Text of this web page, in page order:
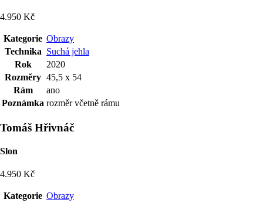
4.950 Kč
Kategorie Obrazy
Technika Suchá jehla
Rok
2020
Rozměry 45,5 x 54
Rám
ano
Poznámka rozměr včetně rámu
Tomáš Hřivnáč
Slon
4.950 Kč
Kategorie Obrazy